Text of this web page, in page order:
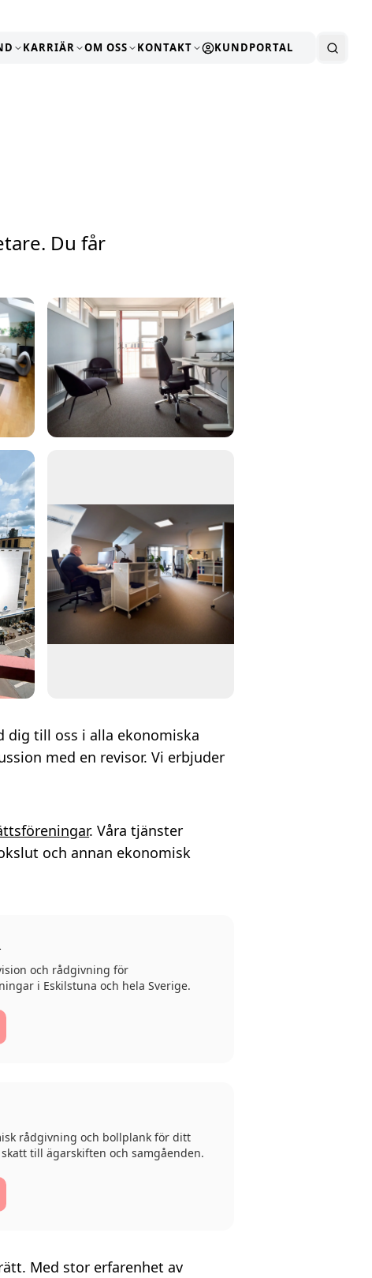
KARRIÄR OM OSS KONTAKT KUNDPORTAL
Du får
dig till oss i alla ekonomiska
med en revisor. Vi erbjuder
. Våra tjänster
och annan ekonomisk
och rådgivning för
i Eskilstuna och hela Sverige.
rådgivning och bollplank för ditt
till ägarskiften och samgåenden.
Med stor erfarenhet av